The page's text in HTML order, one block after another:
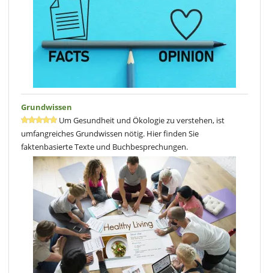
Grundwissen
Um Gesundheit und Ökologie zu verstehen, ist
umfangreiches Grundwissen nötig. Hier finden Sie
faktenbasierte Texte und Buchbesprechungen.